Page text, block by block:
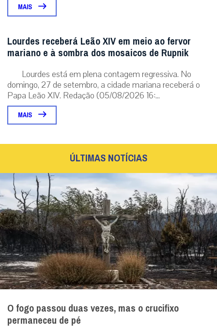
MAIS
Lourdes receberá Leão XIV em meio ao fervor
mariano e à sombra dos mosaicos de Rupnik
Lourdes está em plena contagem regressiva. No
domingo, 27 de setembro, a cidade mariana receberá o
Papa Leão XIV. Redação (05/08/2026 16:...
MAIS
ÚLTIMAS NOTÍCIAS
O fogo passou duas vezes, mas o crucifixo
permaneceu de pé